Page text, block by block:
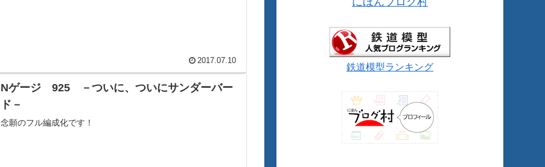
2017.07.10
Nゲージ 925 －ついに、ついにサンダーバー
ド－
念願のフル編成化です！
鉄道模型ランキング